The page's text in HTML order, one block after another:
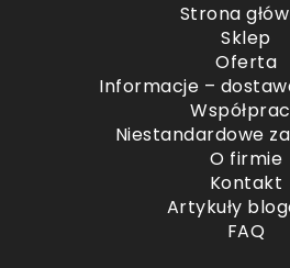
Strona
Sklep
Oferta
Informacje –
Niestandardowe
O firmie
Kontakt
Artykuły
FAQ